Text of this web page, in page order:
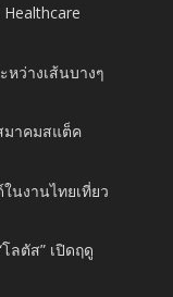
Healthcare
ว่างเส้นบางๆ
มาคมสแต็ค
นงานไทยเที่ยว
ลตัส” เปิดฤดู